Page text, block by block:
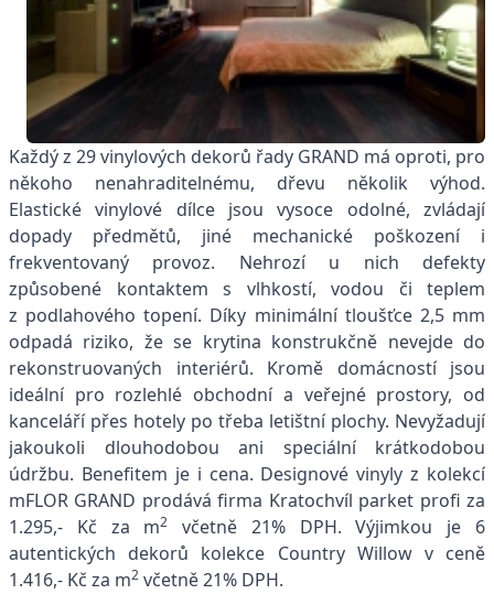
Každý z 29 vinylových dekorů řady GRAND má oproti, pro
někoho nenahraditelnému, dřevu několik výhod.
Elastické vinylové dílce jsou vysoce odolné, zvládají
dopady předmětů, jiné mechanické poškození i
frekventovaný provoz. Nehrozí u nich defekty
způsobené kontaktem s vlhkostí, vodou či teplem
z podlahového topení. Díky minimální tloušťce 2,5 mm
odpadá riziko, že se krytina konstrukčně nevejde do
rekonstruovaných interiérů. Kromě domácností jsou
ideální pro rozlehlé obchodní a veřejné prostory, od
kanceláří přes hotely po třeba letištní plochy. Nevyžadují
jakoukoli dlouhodobou ani speciální krátkodobou
údržbu. Benefitem je i cena. Designové vinyly z kolekcí
mFLOR GRAND prodává firma Kratochvíl parket profi za
1.295,- Kč za m2
včetně 21% DPH. Výjimkou je 6
autentických dekorů kolekce Country Willow v ceně
1.416,- Kč za m2 včetně 21% DPH.